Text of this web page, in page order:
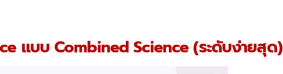
แบบ Combined Science (ระดับง่ายสุด)